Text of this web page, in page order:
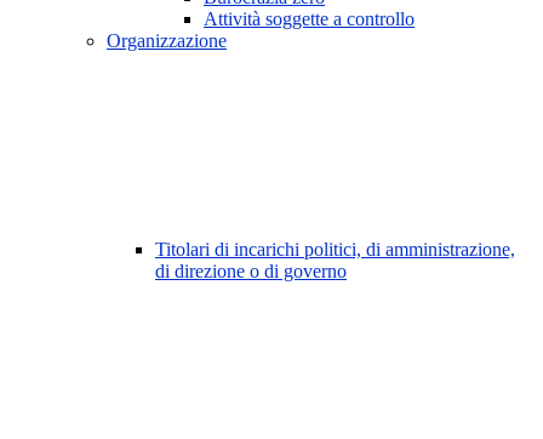
Attività soggette a controllo
Organizzazione
Titolari di incarichi politici, di amministrazione,
di direzione o di governo